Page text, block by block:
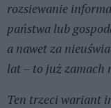
rozsiewanie
państwa lub
a nawet za
lat – to już zamach
Ten trzeci wariant